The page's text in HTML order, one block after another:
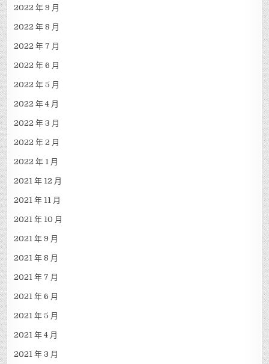
2022 年 9 月
2022 年 8 月
2022 年 7 月
2022 年 6 月
2022 年 5 月
2022 年 4 月
2022 年 3 月
2022 年 2 月
2022 年 1 月
2021 年 12 月
2021 年 11 月
2021 年 10 月
2021 年 9 月
2021 年 8 月
2021 年 7 月
2021 年 6 月
2021 年 5 月
2021 年 4 月
2021 年 3 月